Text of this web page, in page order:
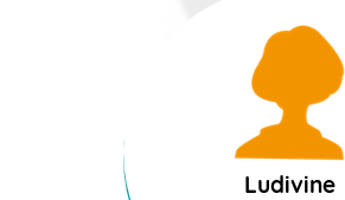
Ludivine
Ludivine
Préparatrice